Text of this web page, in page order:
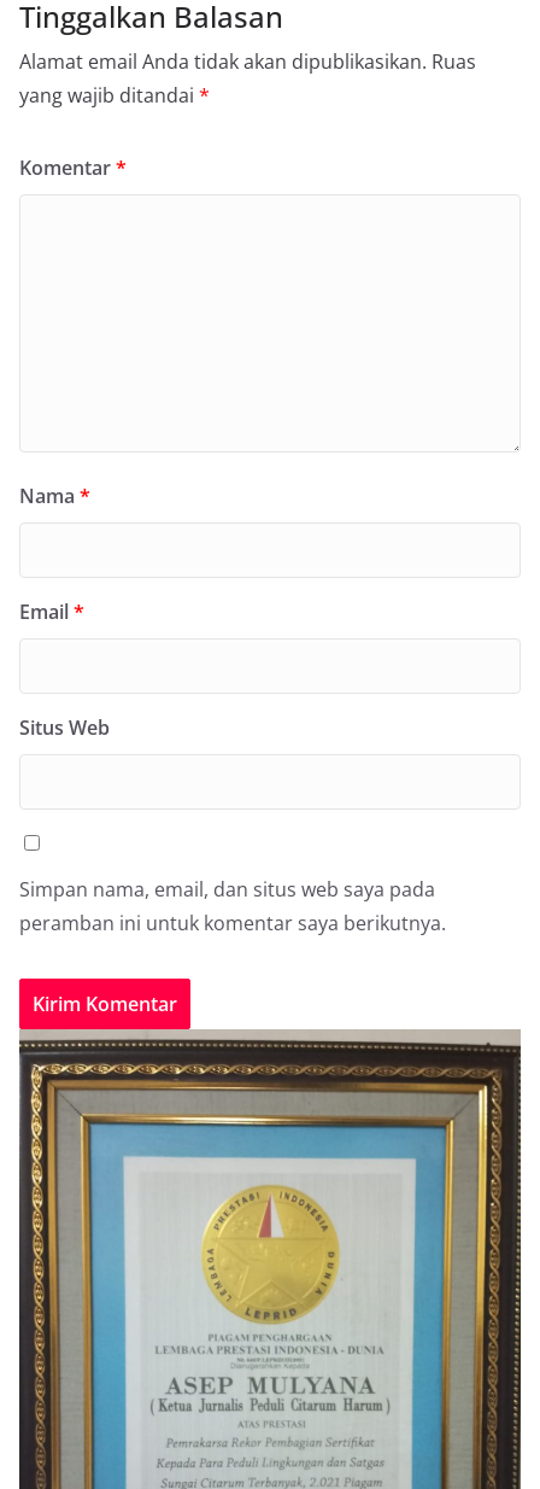
Tinggalkan Balasan
Alamat email Anda tidak akan dipublikasikan. Ruas
yang wajib ditandai *
Komentar*
Nama *
Email*
Situs Web
Simpan nama, email, dan situs web saya pada
peramban ini untuk komentar saya berikutnya.